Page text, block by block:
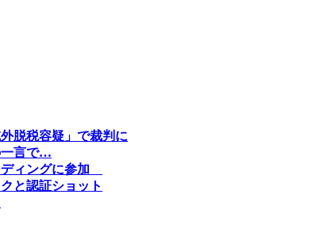
脱税容疑」で裁判に
一言で…
ディングに参加
と認証ショット